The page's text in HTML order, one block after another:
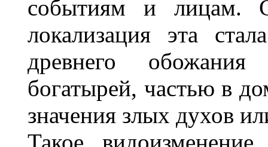
событиям и лицам.
локализация эта
древнего
богатырей, частью в
значения злых духов
Такое